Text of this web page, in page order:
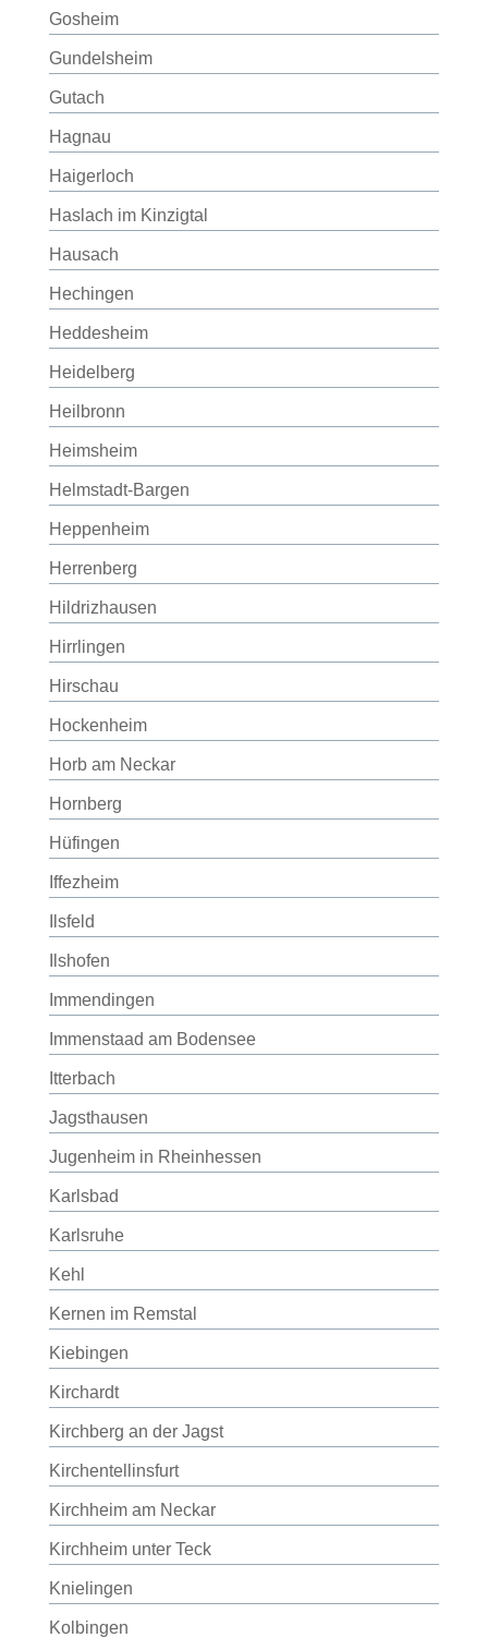
Gosheim
Gundelsheim
Gutach
Hagnau
Haigerloch
Haslach im Kinzigtal
Hausach
Hechingen
Heddesheim
Heidelberg
Heilbronn
Heimsheim
Helmstadt-Bargen
Heppenheim
Herrenberg
Hildrizhausen
Hirrlingen
Hirschau
Hockenheim
Horb am Neckar
Hornberg
Hüfingen
Iffezheim
Ilsfeld
Ilshofen
Immendingen
Immenstaad am Bodensee
Itterbach
Jagsthausen
Jugenheim in Rheinhessen
Karlsbad
Karlsruhe
Kehl
Kernen im Remstal
Kiebingen
Kirchardt
Kirchberg an der Jagst
Kirchentellinsfurt
Kirchheim am Neckar
Kirchheim unter Teck
Knielingen
Kolbingen